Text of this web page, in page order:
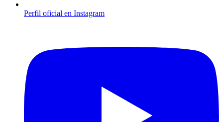
Perfil oficial en Instagram